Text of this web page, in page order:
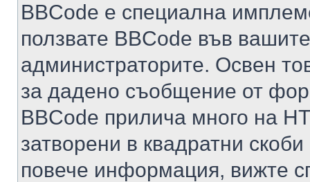
BBCode е специална
ползвате BBCode във
администраторите. Освен
за дадено съобщение от
BBCode прилича много на
затворени в квадратни
повече информация, вижте